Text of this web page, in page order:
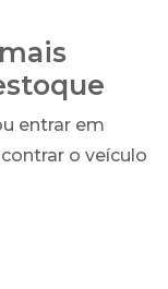
entrar em
o veículo